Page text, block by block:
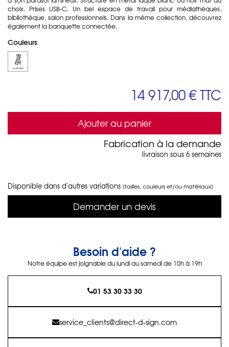
choix. Prises USB-C. Un bel espace de travail pour médiathèques,
bibliothèque, salon professionnels. Dans la même collection, découvrez
également la banquette connectée.
Couleurs
14 917,00 €TTC
Ajouter au panier
Fabrication à la demande
livraison sous 6 semaines
Disponible dans d'autres variations (tailles, couleurs et/ou matériaux)
Demander un devis
Besoin d'aide ?
Notre équipe est joignable du lundi au samedi de 10h à 19h
01 53 30 33 30
service_clients@direct-d-sign.com